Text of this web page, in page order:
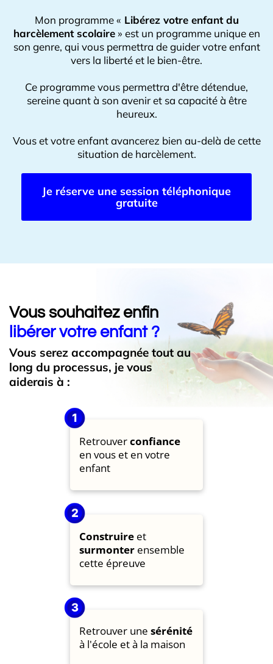
Mon programme « Libérez votre enfant du
harcèlement scolaire» est un programme unique en
son genre, qui vous permettra de guider votre enfant
vers la liberté et le bien-être.
Ce programme vous permettra d'être détendue,
sereine quant à son avenir et sa capacité à être
heureux.
Vous et votre enfant avancerez bien au-delà de cette
situation de harcèlement.
Je réserve une session téléphonique
gratuite
Vous souhaitez enfin
libérer votre enfant ?
Vous serez accompagnée tout au
long du processus, je vous
aiderais à :
Retrouverconfiance
en vous et en votre
enfant
Construire et
surmonter ensemble
cette épreuve
Retrouver une sérénité
à l'école et à la maison